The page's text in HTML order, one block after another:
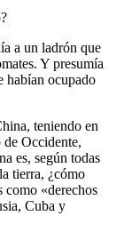
a un ladrón que
Y presumía
habían ocupado
teniendo en
de Occidente,
es, según todas
tierra, ¿cómo
como «derechos
Cuba y